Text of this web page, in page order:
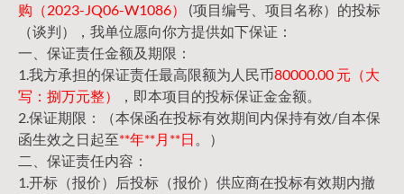
购（2023-JQ06-W1086）
(项目编号、项目名称）的投标
（谈判），我单位愿向你方提供如下保证：
一、保证责任金额及期限：
1.我方承担的保证责任最高限额为人民币80000.00 元（大
写：捌万元整）
，即本项目的投标保证金金额。
2.保证期限：（本保函在投标有效期间内保持有效/自本保
函生效之日起至**年**月**日 。）
二、保证责任内容：
1.开标（报价）后投标（报价）供应商在投标有效期内撤